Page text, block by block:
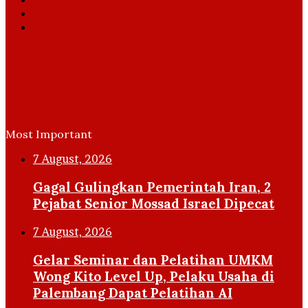
Most Important
7 August, 2026
Gagal Gulingkan Pemerintah Iran, 2
Pejabat Senior Mossad Israel Dipecat
7 August, 2026
Gelar Seminar dan Pelatihan UMKM
Wong Kito Level Up, Pelaku Usaha di
Palembang Dapat Pelatihan AI